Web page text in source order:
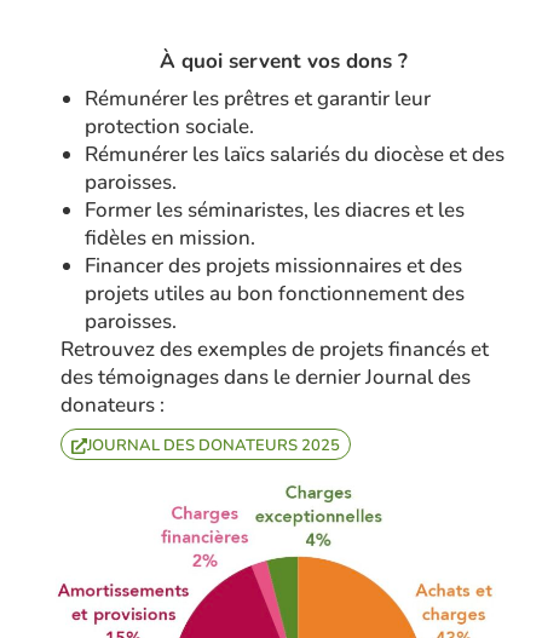
À quoi servent vos dons ?
Rémunérer les prêtres et garantir leur
protection sociale.
Rémunérer les laïcs salariés du diocèse et des
paroisses.
Former les séminaristes, les diacres et les
fidèles en mission.
Financer des projets missionnaires et des
projets utiles au bon fonctionnement des
paroisses.
Retrouvez des exemples de projets financés et
des témoignages dans le dernier Journal des
donateurs :
JOURNAL DES DONATEURS 2025